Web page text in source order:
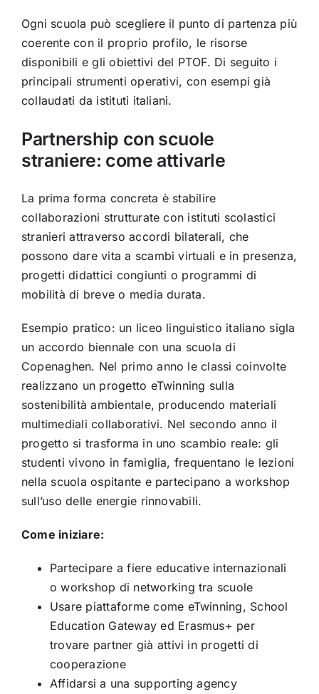
Ogni scuola può scegliere il punto di partenza più
coerente con il proprio profilo, le risorse
disponibili e gli obiettivi del PTOF. Di seguito i
principali strumenti operativi, con esempi già
collaudati da istituti italiani.
Partnership con scuole
straniere: come attivarle
La prima forma concreta è stabilire
collaborazioni strutturate con istituti scolastici
stranieri attraverso accordi bilaterali, che
possono dare vita a scambi virtuali e in presenza,
progetti didattici congiunti o programmi di
mobilità di breve o media durata.
Esempio pratico: un liceo linguistico italiano sigla
un accordo biennale con una scuola di
Copenaghen. Nel primo anno le classi coinvolte
realizzano un progetto eTwinning sulla
sostenibilità ambientale, producendo materiali
multimediali collaborativi. Nel secondo anno il
progetto si trasforma in uno scambio reale: gli
studenti vivono in famiglia, frequentano le lezioni
nella scuola ospitante e partecipano a workshop
sull’uso delle energie rinnovabili.
Come iniziare:
Partecipare a fiere educative internazionali
o workshop di networking tra scuole
Usare piattaforme come eTwinning, School
Education Gateway ed Erasmus+ per
trovare partner già attivi in progetti di
cooperazione
Affidarsi a una supporting agency